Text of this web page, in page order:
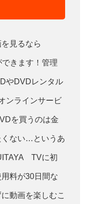
見るなら
きます！管理
やDVDレンタル
ンラインサービ
を買うのは金
くない…というあ
TVに初
料が30日間な
動画を楽しむこ